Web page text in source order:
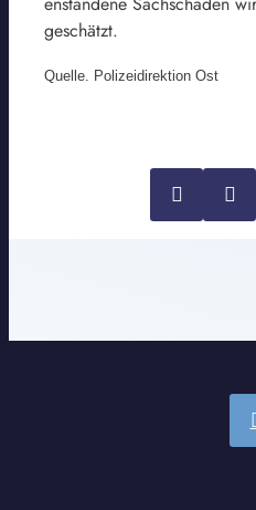
geschätzt.
Quelle. Polizeidirektion Ost